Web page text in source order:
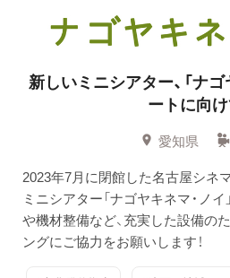
新しいミニシアター、「ナ
ートに向け
愛知県
2023年7月に閉館した名古屋シネ
ミニシアター「ナゴヤキネマ・ノ
や機材整備など、充実した設備の
ングにご協力をお願いします！